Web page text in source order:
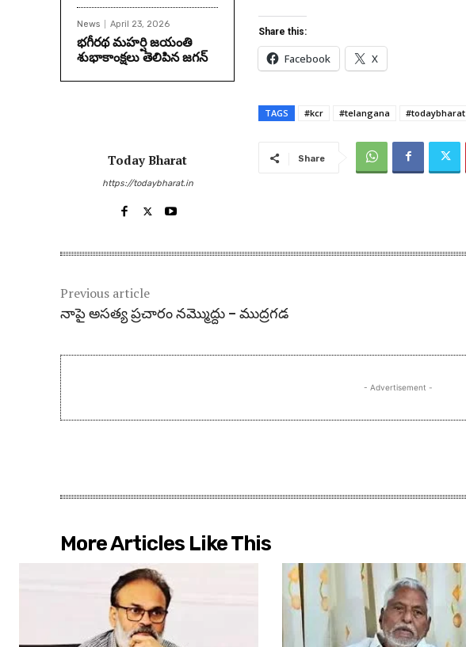
News April 23, 2026
భగీరథ మహర్షి జయంతి
శుభాకాంక్షలు తెలిపిన జగన్‌
Today Bharat
https://todaybharat.in
Share this:
Facebook X
TAGS #kcr #telangana #todaybharat
Share
Previous article
నాపై అస‌త్య ప్ర‌చారం న‌మ్మొద్దు – ముద్ర‌గ‌డ‌
- Advertisement -
More Articles Like This